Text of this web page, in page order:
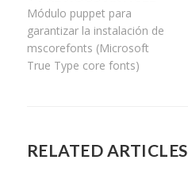
de
entradas
Módulo puppet para
garantizar la instalación de
mscorefonts (Microsoft
True Type core fonts)
RELATED ARTICLES